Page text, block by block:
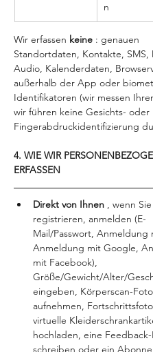
n
Wir erfassen keine : genauen
Standortdaten, Kontakte, SMS,
Audio, Kalenderdaten,
außerhalb der App oder
Identifikatoren (wir messen
wir führen keine Gesichts- oder
Fingerabdruckidentifizierung
4. WIE WIR
ERFASSEN
Direkt von Ihnen , wenn
registrieren, anmelden (E-
Mail/Passwort, Anmeldung
Anmeldung mit Google,
mit Facebook),
Größe/Gewicht/Alter/
eingeben, Körperscan-
aufnehmen,
virtuelle
hochladen, eine
schreiben oder ein